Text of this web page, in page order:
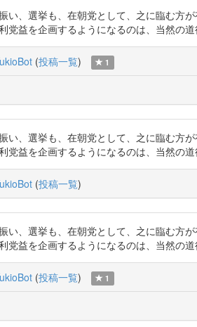
い、選挙も、在朝党として、之に臨む方
党益を企画するようになるのは、当然の
(投稿一覧) 1
い、選挙も、在朝党として、之に臨む方
党益を企画するようになるのは、当然の
(投稿一覧)
い、選挙も、在朝党として、之に臨む方
党益を企画するようになるのは、当然の
(投稿一覧) 1